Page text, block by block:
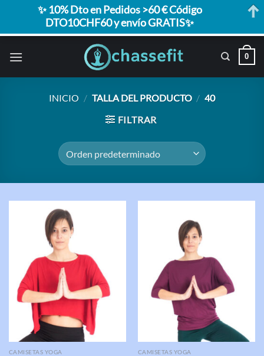
0
INICIO / TALLA DEL PRODUCTO / 40
FILTRAR
CAMISETAS YOGA CAMISETAS YOGA
✨ 10% Dto en Pedidos >60 € Código
DTO10CHF60 y envío GRATIS✨